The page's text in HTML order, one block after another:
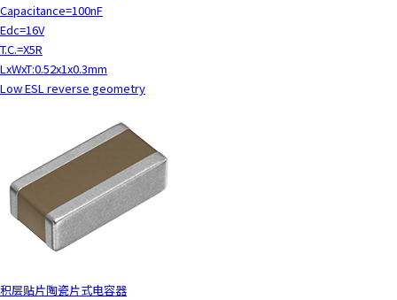
Capacitance=100nF
Edc=16V
T.C.=X5R
LxWxT:0.52x1x0.3mm
Low ESL reverse geometry
积层贴片陶瓷片式电容器